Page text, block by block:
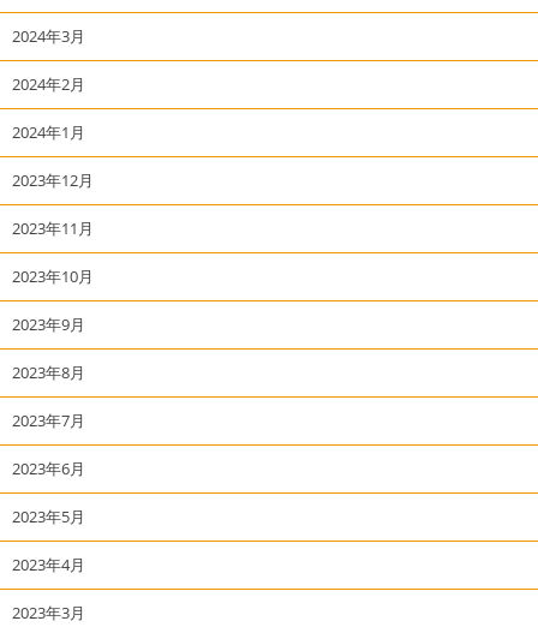
2024年3月
2024年2月
2024年1月
2023年12月
2023年11月
2023年10月
2023年9月
2023年8月
2023年7月
2023年6月
2023年5月
2023年4月
2023年3月